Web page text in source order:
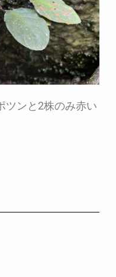
ツンと2株のみ赤い